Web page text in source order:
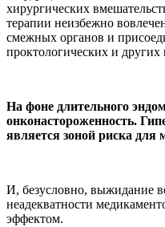
хирургических
терапии неизбежно
смежных органов и
проктологических и
На фоне длительного
онконастороженность.
является зоной риска для
И, безусловно, выжидание
неадекватности
эффектом.